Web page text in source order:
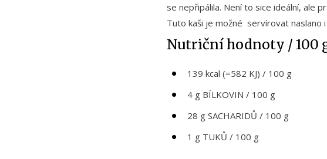
se nepřipálila. Není to sice ideální, ale
Tuto kaši je možné servírovat naslano i
Nutriční hodnoty / 100
139 kcal (=582 KJ) / 100 g
4 g BÍLKOVIN / 100 g
28 g SACHARIDŮ / 100 g
1 g TUKŮ / 100 g